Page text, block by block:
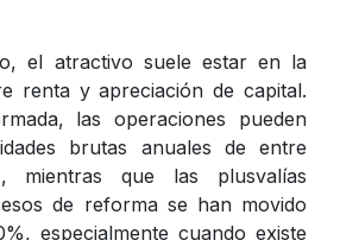
el atractivo suele estar en la
renta y apreciación de capital.
las operaciones pueden
brutas anuales de entre
mientras que las plusvalías
de reforma se han movido
especialmente cuando existe